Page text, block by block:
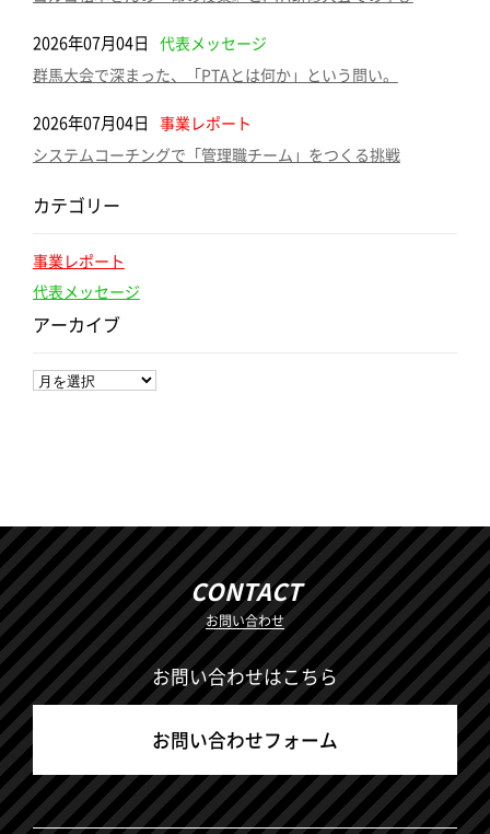
2026年07月04日 代表メッセージ
群馬大会で深まった、「PTAとは何か」という問い。
2026年07月04日 事業レポート
システムコーチングで「管理職チーム」をつくる挑戦
カテゴリー
事業レポート
代表メッセージ
アーカイブ
CONTACT
お問い合わせ
お問い合わせはこちら
お問い合わせフォーム